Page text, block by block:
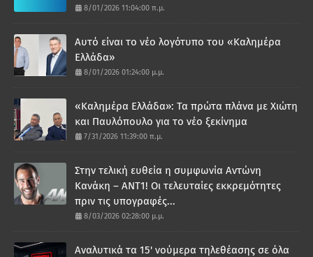
8/01/2026 11:04:00 π.μ.
Αυτό είναι το νέο λογότυπο του «Καλημέρα
Ελλάδα»
8/01/2026 01:24:00 μ.μ.
«Καλημέρα Ελλάδα»: Τα πρώτα πλάνα με Χιώτη
και Παυλόπουλο για το νέο ξεκίνημα
7/31/2026 11:39:00 π.μ.
Στην τελική ευθεία η συμφωνία Αντώνη
Κανάκη – ΑΝΤ1! Οι τελευταίες εκκρεμότητες
πριν τις υπογραφές...
8/03/2026 02:28:00 μ.μ.
Αναλυτικά τα 15' νούμερα τηλεθέασης σε όλα